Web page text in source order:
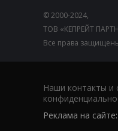
© 2000-2024,
ТОВ «КЕПРЕЙТ
Все права
Наши контакты и
Реклама на сайте: